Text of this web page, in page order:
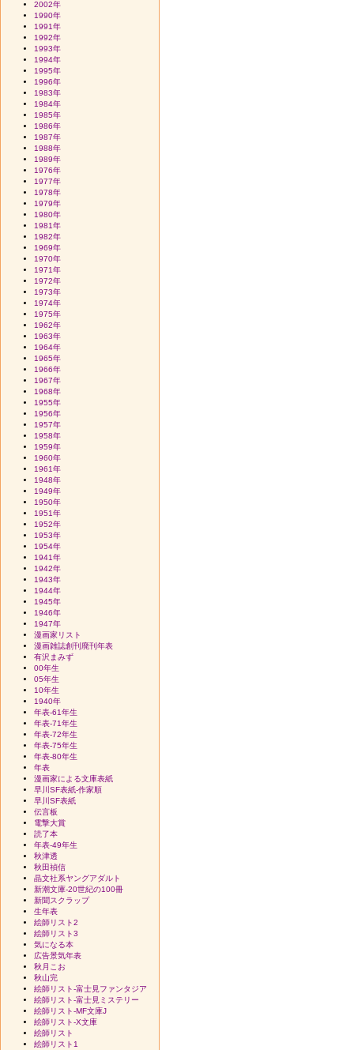
2002年
1990年
1991年
1992年
1993年
1994年
1995年
1996年
1983年
1984年
1985年
1986年
1987年
1988年
1989年
1976年
1977年
1978年
1979年
1980年
1981年
1982年
1969年
1970年
1971年
1972年
1973年
1974年
1975年
1962年
1963年
1964年
1965年
1966年
1967年
1968年
1955年
1956年
1957年
1958年
1959年
1960年
1961年
1948年
1949年
1950年
1951年
1952年
1953年
1954年
1941年
1942年
1943年
1944年
1945年
1946年
1947年
漫画家リスト
漫画雑誌創刊廃刊年表
有沢まみず
00年生
05年生
10年生
1940年
年表-61年生
年表-71年生
年表-72年生
年表-75年生
年表-80年生
年表
漫画家による文庫表紙
早川SF表紙-作家順
早川SF表紙
伝言板
電撃大賞
読了本
年表-49年生
秋津透
秋田禎信
晶文社系ヤングアダルト
新潮文庫-20世紀の100冊
新聞スクラップ
生年表
絵師リスト2
絵師リスト3
気になる本
広告景気年表
秋月こお
秋山完
絵師リスト-富士見ファンタジア
絵師リスト-富士見ミステリー
絵師リスト-MF文庫J
絵師リスト-X文庫
絵師リスト
絵師リスト1